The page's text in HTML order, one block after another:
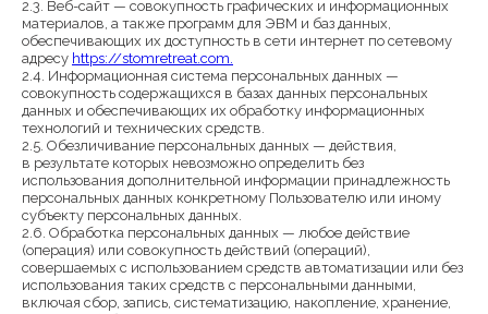
2.3. Веб-сайт — совокупность графических и информационных
материалов, а также программ для ЭВМ и баз данных,
обеспечивающих их доступность в сети интернет по сетевому
адресу https://stomretreat.com.
2.4. Информационная система персональных данных —
совокупность содержащихся в базах данных персональных
данных и обеспечивающих их обработку информационных
технологий и технических средств.
2.5. Обезличивание персональных данных — действия,
в результате которых невозможно определить без
использования дополнительной информации принадлежность
персональных данных конкретному Пользователю или иному
субъекту персональных данных.
2.6. Обработка персональных данных — любое действие
(операция) или совокупность действий (операций),
совершаемых с использованием средств автоматизации или без
использования таких средств с персональными данными,
включая сбор, запись, систематизацию, накопление, хранение,